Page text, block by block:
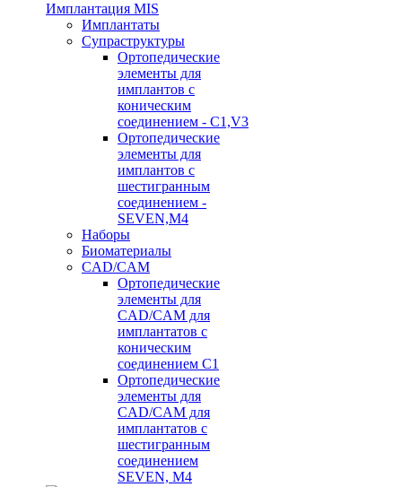
Имплантация MIS
Имплантаты
Супраструктуры
Ортопедические
элементы для
имплантов с
коническим
соединением - C1,V3
Ортопедические
элементы для
имплантов с
шестигранным
соединением -
SEVEN,M4
Наборы
Биоматериалы
CAD/CAM
Ортопедические
элементы для
CAD/CAM для
имплантатов с
коническим
соединением С1
Ортопедические
элементы для
CAD/CAM для
имплантатов с
шестигранным
соединением
SEVEN, М4